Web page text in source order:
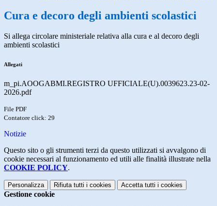
Cura e decoro degli ambienti scolastici
Si allega circolare ministeriale relativa alla cura e al decoro degli
ambienti scolastici
Allegati
m_pi.AOOGABMI.REGISTRO UFFICIALE(U).0039623.23-02-
2026.pdf
File PDF
Contatore click: 29
Notizie
Questo sito o gli strumenti terzi da questo utilizzati si avvalgono di
cookie necessari al funzionamento ed utili alle finalità illustrate nella
COOKIE POLICY.
Personalizza Rifiuta tutti i cookies Accetta tutti i cookies
Gestione cookie